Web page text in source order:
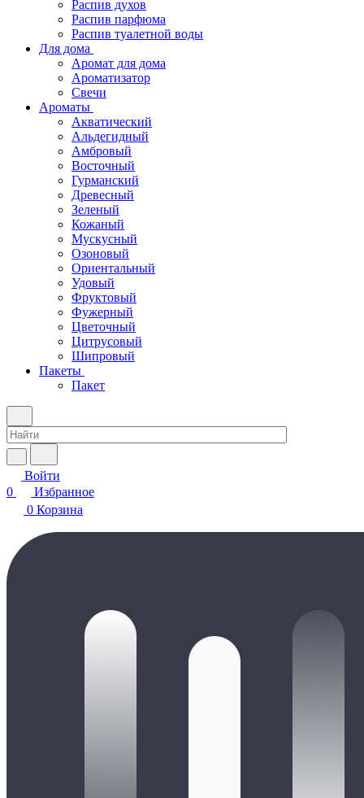
Распив духов
Распив парфюма
Распив туалетной воды
Для дома
Аромат для дома
Ароматизатор
Свечи
Ароматы
Акватический
Альдегидный
Амбровый
Восточный
Гурманский
Древесный
Зеленый
Кожаный
Мускусный
Озоновый
Ориентальный
Удовый
Фруктовый
Фужерный
Цветочный
Цитрусовый
Шипровый
Пакеты
Пакет
Войти
0
Избранное
0 Корзина